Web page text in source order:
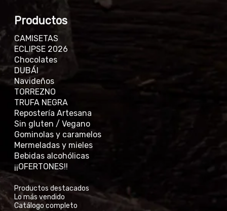
Productos
CAMISETAS
ECLIPSE 2026
Chocolates
DUBÁI
Navideños
TORREZNO
TRUFA NEGRA
Repostería Artesana
Sin gluten / Vegano
Gominolas y caramelos
Mermeladas y mieles
Bebidas alcohólicas
¡¡OFERTONES!!
Productos destacados
Lo más vendido
Catálogo completo